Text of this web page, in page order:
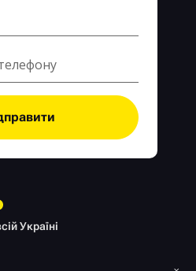
Україні